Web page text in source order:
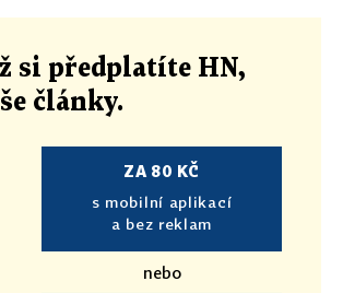
si předplatíte HN,
články.
ZA 80 KČ
s mobilní aplikací
a bez reklam
nebo